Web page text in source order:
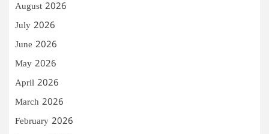
August 2026
July 2026
June 2026
May 2026
April 2026
March 2026
February 2026